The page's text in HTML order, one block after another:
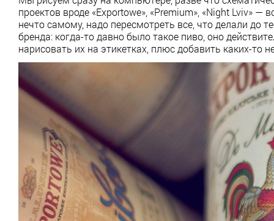
проектов вроде «Exportowe», «Premium», «Night Lviv»
нечто самому, надо пересмотреть все, что делали до
бренда: когда-то давно было такое пиво, оно
нарисовать их на этикетках, плюс добавить каких-то